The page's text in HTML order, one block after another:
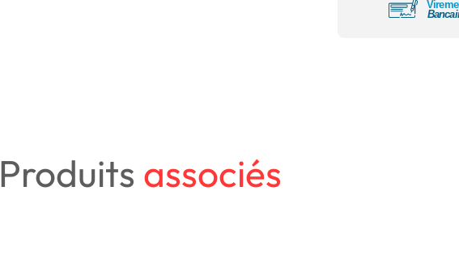
Produits associés